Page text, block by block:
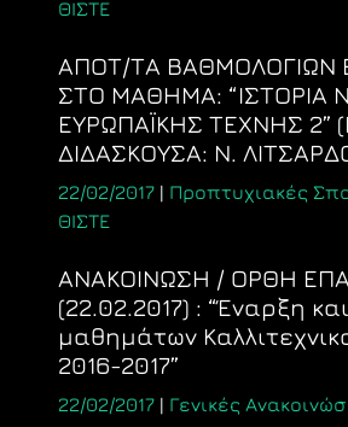
ΘΙΣΤΕ
ΑΠΟΤ/ΤΑ ΒΑΘΜΟΛΟΓΙΩΝ
ΣΤΟ ΜΑΘΗΜΑ: “ΙΣΤΟΡΙΑ
ΕΥΡΩΠΑΪΚΗΣ ΤΕΧΝΗΣ 2”
ΔΙΔΑΣΚΟΥΣΑ: Ν.
22/02/2017 | Προπτυχιακές
ΘΙΣΤΕ
ΑΝΑΚΟΙΝΩΣΗ / ΟΡΘΗ
(22.02.2017) : “Έναρξη
μαθημάτων
2016-2017”
22/02/2017 | Γενικές